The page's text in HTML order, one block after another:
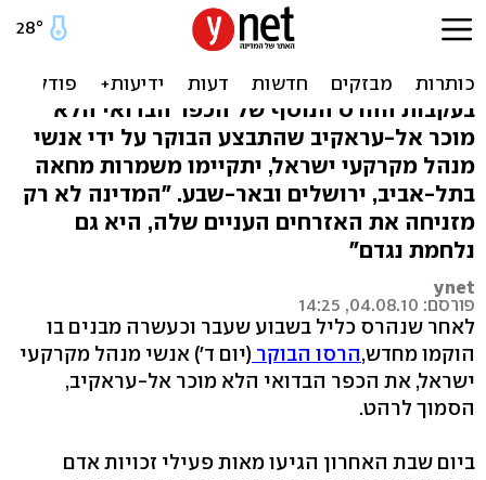
"המדינה שבה ונלחמת
באזרחים הכי עניים שלה"
בעקבות ההרס הנוסף של הכפר הבדואי הלא
מוכר אל-עראקיב שהתבצע הבוקר על ידי אנשי
מנהל מקרקעי ישראל, יתקיימו משמרות מחאה
בתל-אביב, ירושלים ובאר-שבע. "המדינה לא רק
מזניחה את האזרחים העניים שלה, היא גם
נלחמת נגדם"
ynet
פורסם: 04.08.10, 14:25
לאחר שנהרס כליל בשבוע שעבר וכעשרה מבנים בו
הוקמו מחדש,הרסו הבוקר (יום ד') אנשי מנהל מקרקעי
ישראל, את הכפר הבדואי הלא מוכר אל-עראקיב,
הסמוך לרהט.
ביום שבת האחרון הגיעו מאות פעילי זכויות אדם